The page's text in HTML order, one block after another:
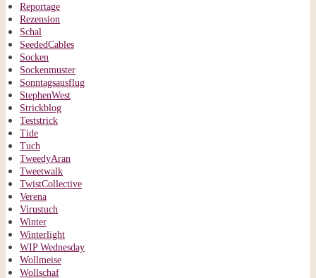
Reportage
Rezension
Schal
SeededCables
Socken
Sockenmuster
Sonntagsausflug
StephenWest
Strickblog
Teststrick
Tide
Tuch
TweedyAran
Tweetwalk
TwistCollective
Verena
Virustuch
Winter
Winterlight
WIP Wednesday
Wollmeise
Wollschaf